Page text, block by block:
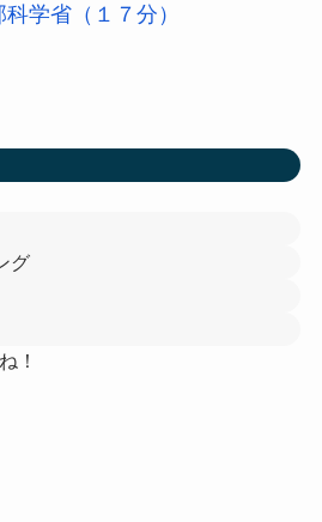
学省（１７分）
グ
！